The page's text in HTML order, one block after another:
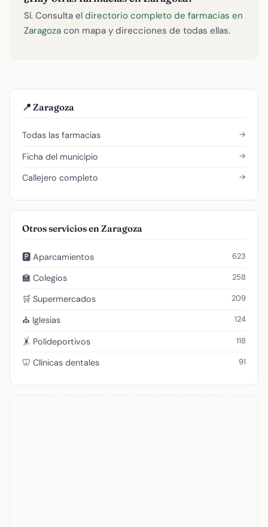
Sí. Consulta el directorio completo de farmacias en
Zaragoza con mapa y direcciones de todas ellas.
📍 Zaragoza
Todas las farmacias →
Ficha del municipio →
Callejero completo →
Otros servicios en Zaragoza
🅿️ Aparcamientos 623
🏫 Colegios 258
🛒 Supermercados 209
⛪ Iglesias 124
🤸 Polideportivos 118
🦷 Clínicas dentales 91